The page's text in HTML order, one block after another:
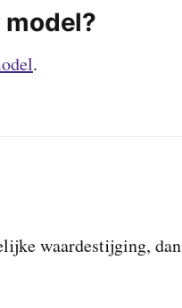
.
waardestijging, dan